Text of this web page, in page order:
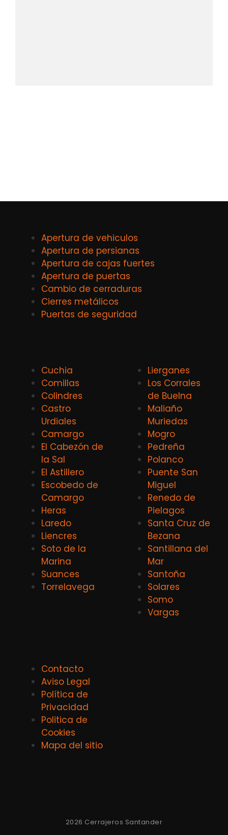
Apertura de vehiculos
Apertura de persianas
Apertura de cajas fuertes
Apertura de puertas
Cambio de cerraduras
Cierres metálicos
Puertas de seguridad
Cuchia
Comillas
Colindres
Castro
Urdiales
Camargo
El Cabezón de
la Sal
El Astillero
Escobedo de
Camargo
Heras
Laredo
Liencres
Soto de la
Marina
Suances
Torrelavega
Lierganes
Los Corrales
de Buelna
Maliaño
Muriedas
Mogro
Pedreña
Polanco
Puente San
Miguel
Renedo de
Pielagos
Santa Cruz de
Bezana
Santillana del
Mar
Santoña
Solares
Somo
Vargas
Contacto
Aviso Legal
Política de
Privacidad
Politica de
Cookies
Mapa del sitio
2026 Cerrajeros Santander